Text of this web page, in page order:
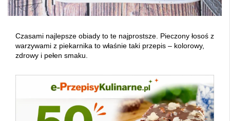
Czasami najlepsze obiady to te najprostsze. Pieczony łosoś z
warzywami z piekarnika to właśnie taki przepis – kolorowy,
zdrowy i pełen smaku.